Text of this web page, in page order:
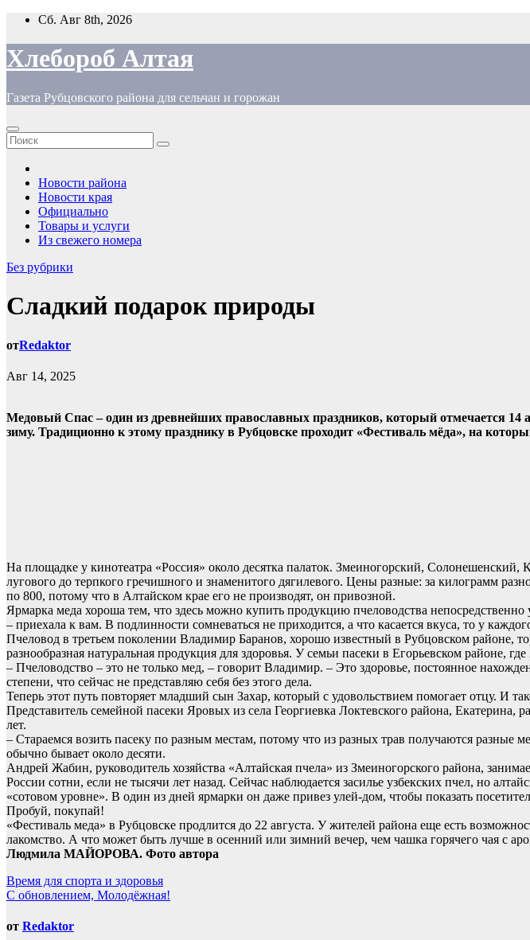
Перейти
содержимому
Сб. Авг 8th, 2026
Хлебороб Алтая
Газета Рубцовского района для сельчан и горожан
Новости района
Новости края
Официально
Товары и услуги
Из свежего номера
Без рубрики
Сладкий подарок природы
отRedaktor
Авг 14, 2025
Медовый Спас – один из древнейших православных праздников, который отмечается 14
зиму. Традиционно к этому празднику в Рубцовске проходит «Фестиваль мёда», на
На площадке у кинотеатра «Россия» около десятка палаток. Змеиногорский,
лугового до терпкого гречишного и знаменитого дягилевого. Цены разные: за килограмм
по 800, потому что в Алтайском крае его не производят, он привозной.
Ярмарка меда хороша тем, что здесь можно купить продукцию пчеловодства
– приехала к вам. В подлинности сомневаться не приходится, а что касается вкуса, то у
Пчеловод в третьем поколении Владимир Баранов, хорошо известный в Рубцовском районе,
разнообразная натуральная продукция для здоровья. У семьи пасеки в Егорьевском районе,
– Пчеловодство – это не только мед, – говорит Владимир. – Это здоровье, постоянное
степени, что сейчас не представляю себя без этого дела.
Теперь этот путь повторяет младший сын Захар, который с удовольствием помогает отцу. И
Представитель семейной пасеки Яровых из села Георгиевка Локтевского района, Екатерина,
лет.
– Стараемся возить пасеку по разным местам, потому что из разных трав получаются разные
обычно бывает около десяти.
Андрей Жабин, руководитель хозяйства «Алтайская пчела» из Змеиногорского района,
России сотни, если не тысячи лет назад. Сейчас наблюдается засилье узбекских пчел, но
«сотовом уровне». В один из дней ярмарки он даже привез улей-дом, чтобы показать
Пробуй, покупай!
«Фестиваль меда» в Рубцовске продлится до 22 августа. У жителей района еще есть
лакомство. А что может быть лучше в осенний или зимний вечер, чем чашка горячего чая с
Людмила МАЙОРОВА. Фото автора
Навигация
по
записям
Время для спорта и здоровья
С обновлением, Молодёжная!
от Redaktor